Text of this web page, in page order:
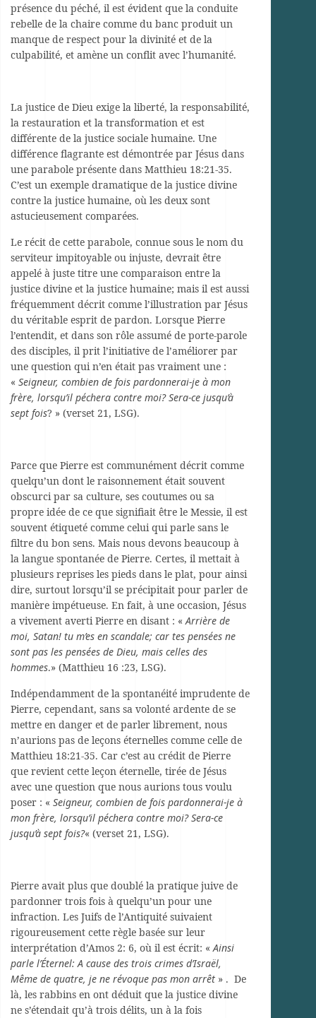
présence du péché, il est évident que la conduite
rebelle de la chaire comme du banc produit un
manque de respect pour la divinité et de la
culpabilité, et amène un conflit avec l’humanité.
La justice de Dieu exige la liberté, la responsabilité,
la restauration et la transformation et est
différente de la justice sociale humaine. Une
différence flagrante est démontrée par Jésus dans
une parabole présente dans Matthieu 18:21-35.
C’est un exemple dramatique de la justice divine
contre la justice humaine, où les deux sont
astucieusement comparées.
Le récit de cette parabole, connue sous le nom du
serviteur impitoyable ou injuste, devrait être
appelé à juste titre une comparaison entre la
justice divine et la justice humaine; mais il est aussi
fréquemment décrit comme l’illustration par Jésus
du véritable esprit de pardon. Lorsque Pierre
l’entendit, et dans son rôle assumé de porte-parole
des disciples, il prit l’initiative de l’améliorer par
une question qui n’en était pas vraiment une :
« Seigneur, combien de fois pardonnerai-je à mon
frère, lorsqu’il péchera contre moi? Sera-ce jusqu’à
sept fois? » (verset 21, LSG).
Parce que Pierre est communément décrit comme
quelqu’un dont le raisonnement était souvent
obscurci par sa culture, ses coutumes ou sa
propre idée de ce que signifiait être le Messie, il est
souvent étiqueté comme celui qui parle sans le
filtre du bon sens. Mais nous devons beaucoup à
la langue spontanée de Pierre. Certes, il mettait à
plusieurs reprises les pieds dans le plat, pour ainsi
dire, surtout lorsqu’il se précipitait pour parler de
manière impétueuse. En fait, à une occasion, Jésus
a vivement averti Pierre en disant : « Arrière de
moi, Satan! tu m’es en scandale; car tes pensées ne
sont pas les pensées de Dieu, mais celles des
hommes.» (Matthieu 16 :23, LSG).
Indépendamment de la spontanéité imprudente de
Pierre, cependant, sans sa volonté ardente de se
mettre en danger et de parler librement, nous
n’aurions pas de leçons éternelles comme celle de
Matthieu 18:21-35. Car c’est au crédit de Pierre
que revient cette leçon éternelle, tirée de Jésus
avec une question que nous aurions tous voulu
poser : « Seigneur, combien de fois pardonnerai-je à
mon frère, lorsqu’il péchera contre moi? Sera-ce
jusqu’à sept fois?« (verset 21, LSG).
Pierre avait plus que doublé la pratique juive de
pardonner trois fois à quelqu’un pour une
infraction. Les Juifs de l’Antiquité suivaient
rigoureusement cette règle basée sur leur
interprétation d’Amos 2: 6, où il est écrit: « Ainsi
parle l’Éternel: A cause des trois crimes d’Israël,
Même de quatre, je ne révoque pas mon arrêt » . De
là, les rabbins en ont déduit que la justice divine
ne s’étendait qu’à trois délits, un à la fois